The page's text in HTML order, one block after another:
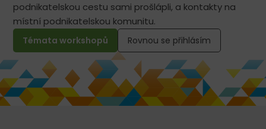
podnikatelskou cestu sami prošlápli, a kontakty na
místní podnikatelskou komunitu.
Témata workshopů Rovnou se přihlásím